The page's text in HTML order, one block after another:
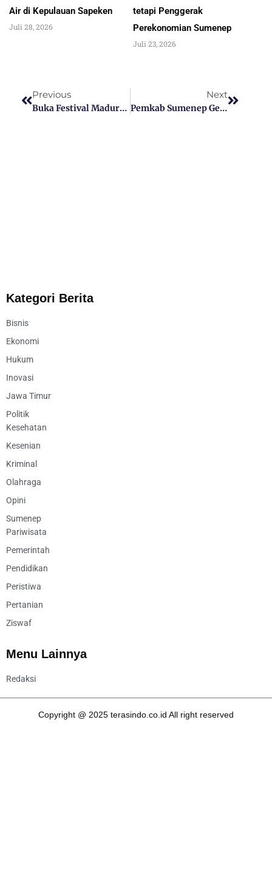
Air di Kepulauan Sapeken
Juli 28, 2026
tetapi Penggerak
Perekonomian Sumenep
Juli 23, 2026
Previous
Buka Festival Madura Culture 2023, Bupati Sumenep H. Achmad Fauzi Wongsojudo: Selain Melestarikan Budaya Juga Jadi Tempat Memperkenalkan Produk UMKM
Next
Pemkab Sumenep Gelar Kirab Bendera Sepanjang 78 Meter
Kategori Berita
Bisnis
Ekonomi
Hukum
Inovasi
Jawa Timur
Politik
Kesehatan
Kesenian
Kriminal
Olahraga
Opini
Sumenep
Pariwisata
Pemerintah
Pendidikan
Peristiwa
Pertanian
Ziswaf
Menu Lainnya
Redaksi
Copyright @ 2025 terasindo.co.id All right reserved